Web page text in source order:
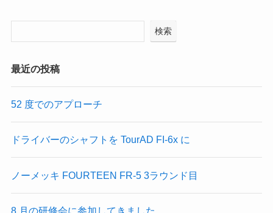
検索
最近の投稿
52 度でのアプローチ
ドライバーのシャフトを TourAD FI-6x に
ノーメッキ FOURTEEN FR-5 3ラウンド目
8 月の研修会に参加してきました